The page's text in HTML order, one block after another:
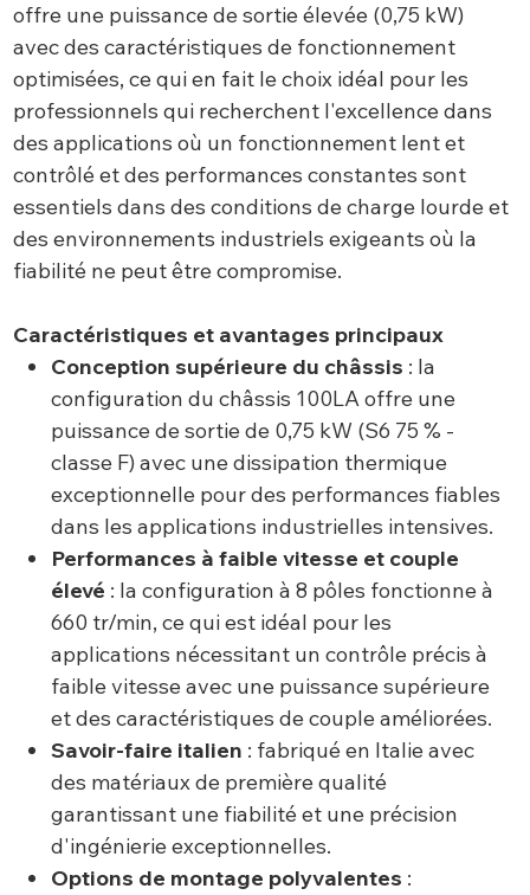
offre une puissance de sortie élevée (0,75 kW)
avec des caractéristiques de fonctionnement
optimisées, ce qui en fait le choix idéal pour les
professionnels qui recherchent l'excellence dans
des applications où un fonctionnement lent et
contrôlé et des performances constantes sont
essentiels dans des conditions de charge lourde et
des environnements industriels exigeants où la
fiabilité ne peut être compromise.
Caractéristiques et avantages principaux
Conception supérieure du châssis : la
configuration du châssis 100LA offre une
puissance de sortie de 0,75 kW (S6 75 % -
classe F) avec une dissipation thermique
exceptionnelle pour des performances fiables
dans les applications industrielles intensives.
Performances à faible vitesse et couple
élevé : la configuration à 8 pôles fonctionne à
660 tr/min, ce qui est idéal pour les
applications nécessitant un contrôle précis à
faible vitesse avec une puissance supérieure
et des caractéristiques de couple améliorées.
Savoir-faire italien : fabriqué en Italie avec
des matériaux de première qualité
garantissant une fiabilité et une précision
d'ingénierie exceptionnelles.
Options de montage polyvalentes :